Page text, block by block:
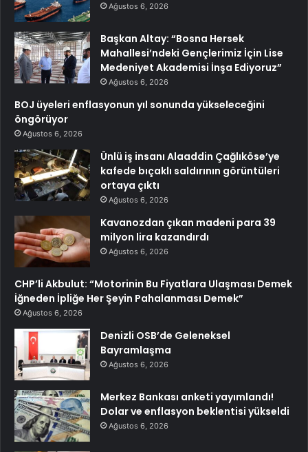
Ağustos 6, 2026
Başkan Altay: “Bosna Hersek
Mahallesi’ndeki Gençlerimiz İçin Lise
Medeniyet Akademisi İnşa Ediyoruz”
Ağustos 6, 2026
BOJ üyeleri enflasyonun yıl sonunda yükseleceğini
öngörüyor
Ağustos 6, 2026
Ünlü iş insanı Alaaddin Çağlıköse’ye
kafede bıçaklı saldırının görüntüleri
ortaya çıktı
Ağustos 6, 2026
Kavanozdan çıkan madeni para 39
milyon lira kazandırdı
Ağustos 6, 2026
CHP’li Akbulut: “Motorinin Bu Fiyatlara Ulaşması Demek
İğneden İpliğe Her Şeyin Pahalanması Demek”
Ağustos 6, 2026
Denizli OSB’de Geleneksel
Bayramlaşma
Ağustos 6, 2026
Merkez Bankası anketi yayımlandı!
Dolar ve enflasyon beklentisi yükseldi
Ağustos 6, 2026